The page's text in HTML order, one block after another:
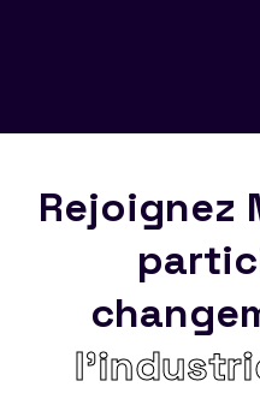
Rejoignez